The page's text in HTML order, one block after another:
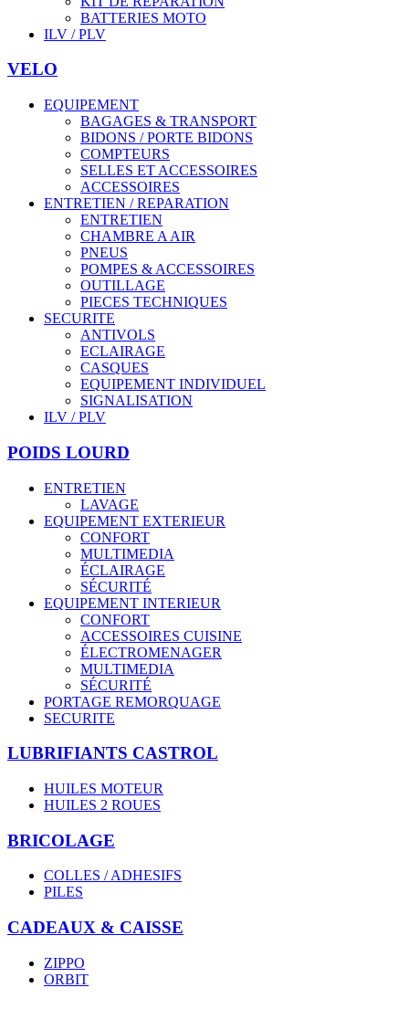
BATTERIES MOTO
ILV / PLV
VELO
EQUIPEMENT
BAGAGES & TRANSPORT
BIDONS / PORTE BIDONS
COMPTEURS
SELLES ET ACCESSOIRES
ACCESSOIRES
ENTRETIEN / REPARATION
ENTRETIEN
CHAMBRE A AIR
PNEUS
POMPES & ACCESSOIRES
OUTILLAGE
PIECES TECHNIQUES
SECURITE
ANTIVOLS
ECLAIRAGE
CASQUES
EQUIPEMENT INDIVIDUEL
SIGNALISATION
ILV / PLV
POIDS LOURD
ENTRETIEN
LAVAGE
EQUIPEMENT EXTERIEUR
CONFORT
MULTIMEDIA
ÉCLAIRAGE
SÉCURITÉ
EQUIPEMENT INTERIEUR
CONFORT
ACCESSOIRES CUISINE
ÉLECTROMENAGER
MULTIMEDIA
SÉCURITÉ
PORTAGE REMORQUAGE
SECURITE
LUBRIFIANTS CASTROL
HUILES MOTEUR
HUILES 2 ROUES
BRICOLAGE
COLLES / ADHESIFS
PILES
CADEAUX & CAISSE
ZIPPO
ORBIT